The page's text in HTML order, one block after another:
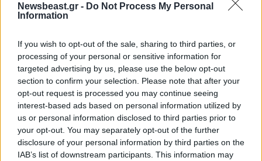
Newsbeast.gr - Do Not Process My Personal
Information
If you wish to opt-out of the sale, sharing to third parties, or
processing of your personal or sensitive information for
targeted advertising by us, please use the below opt-out
section to confirm your selection. Please note that after your
opt-out request is processed you may continue seeing
interest-based ads based on personal information utilized by
us or personal information disclosed to third parties prior to
your opt-out. You may separately opt-out of the further
disclosure of your personal information by third parties on the
IAB’s list of downstream participants. This information may
Πρωτοφανείς συνθήκες στη φωτιά της
Αττικοβοιωτίας – Τουρνάς: Δεν κατάφεραν να
κάνουν ρίψεις 51 εναέρια μέσα